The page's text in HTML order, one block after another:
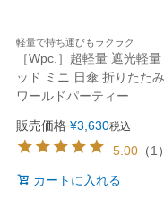
軽量で持ち運びもラクラク
［Wpc.］超軽量 遮光軽量
ッド ミニ 日傘 折りたた
ワールドパーティー
販売価格 ¥3,630税込
5.00 （1 ）
カートに入れる